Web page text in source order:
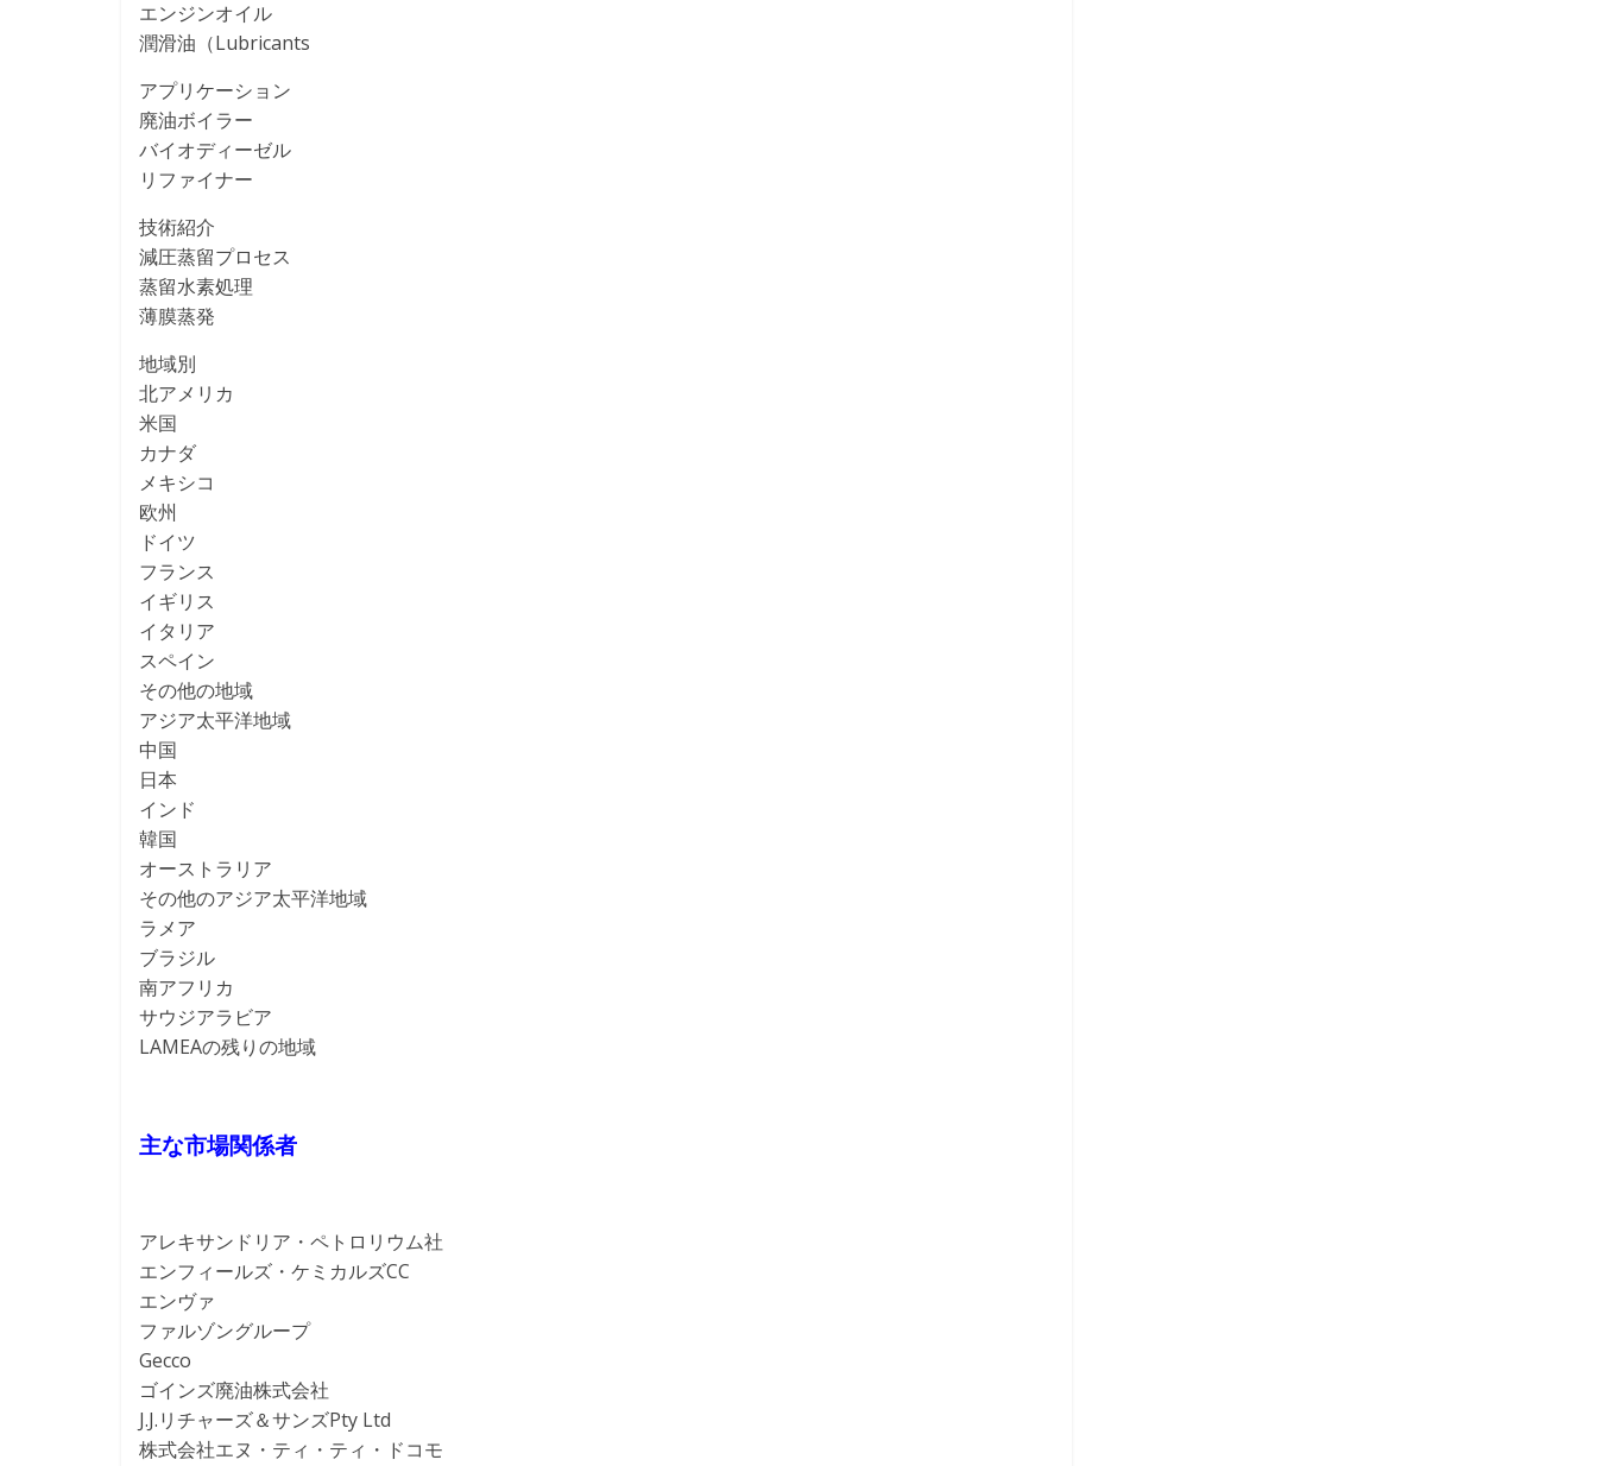
エンジンオイル
潤滑油（Lubricants
アプリケーション
廃油ボイラー
バイオディーゼル
リファイナー
技術紹介
減圧蒸留プロセス
蒸留水素処理
薄膜蒸発
地域別
北アメリカ
米国
カナダ
メキシコ
欧州
ドイツ
フランス
イギリス
イタリア
スペイン
その他の地域
アジア太平洋地域
中国
日本
インド
韓国
オーストラリア
その他のアジア太平洋地域
ラメア
ブラジル
南アフリカ
サウジアラビア
LAMEAの残りの地域
主な市場関係者
アレキサンドリア・ペトロリウム社
エンフィールズ・ケミカルズCC
エンヴァ
ファルゾングループ
Gecco
ゴインズ廃油株式会社
J.J.リチャーズ＆サンズPty Ltd
株式会社エヌ・ティ・ティ・ドコモ